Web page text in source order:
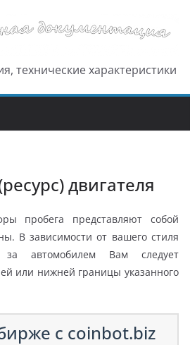
технические характеристики
двигателя
пробега представляют собой
В зависимости от вашего стиля
автомобилем Вам следует
или нижней границы указанного
с coinbot.biz